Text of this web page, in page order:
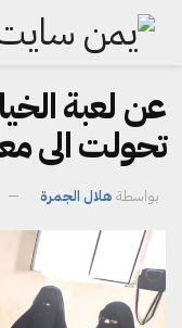
عن لعبة
تحولت الى
بواسطة هلال الجمرة